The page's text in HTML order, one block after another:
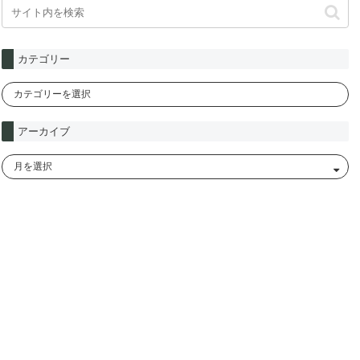
カテゴリー
アーカイブ